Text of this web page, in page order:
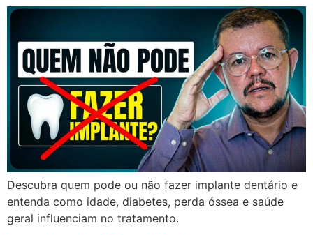
Descubra quem pode ou não fazer implante dentário e
entenda como idade, diabetes, perda óssea e saúde
geral influenciam no tratamento.